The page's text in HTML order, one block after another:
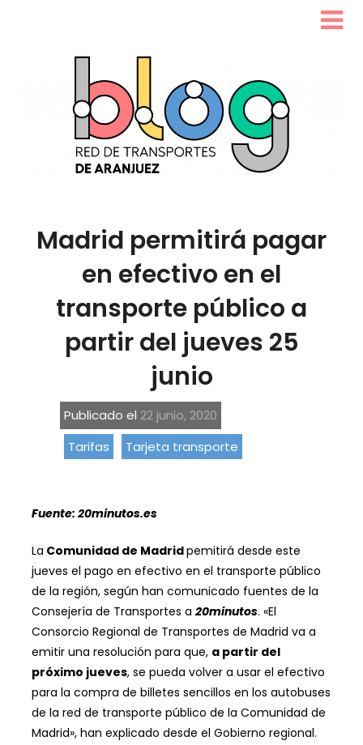
Madrid permitirá pagar
en efectivo en el
transporte público a
partir del jueves 25
junio
Publicado el 22 junio, 2020
Tarifas
Tarjeta transporte
Fuente: 20minutos.es
La Comunidad de Madridpemitirá desde este
jueves el pago en efectivo en el transporte público
de la región, según han comunicado fuentes de la
Consejería de Transportes a 20minutos. «El
Consorcio Regional de Transportes de Madrid va a
emitir una resolución para que, a partir del
próximo jueves, se pueda volver a usar el efectivo
para la compra de billetes sencillos en los autobuses
de la red de transporte público de la Comunidad de
Madrid», han explicado desde el Gobierno regional.